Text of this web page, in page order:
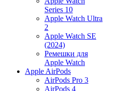
Series 10
Apple Watch Ultra
2
Apple Watch SE
(2024)
Ремешки для
Apple Watch
Apple AirPods
AirPods Pro 3
AirPods 4